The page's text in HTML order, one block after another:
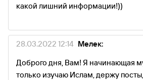
какой лишний информации!))
28.03.2022 12:14 Мелек:
Доброго дня, Вам! Я начинающая
только изучаю Ислам, держу